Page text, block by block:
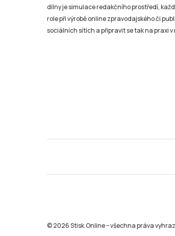
dílny je simulace redakčního prostředí,
role při výrobě online zpravodajského či
sociálních sítích a připravit se tak na praxi
© 2026 Stisk.Online – všechna práva